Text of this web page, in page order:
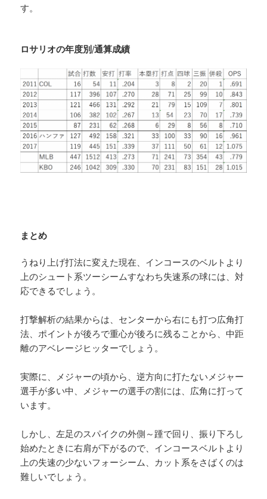
す。
ロサリオの年度別/通算成績
まとめ
うねり上げ打法に変えた現在、インコースのベルトより
上のシュート系ツーシームすなわち失速系の球には、対
応できるでしょう。
打撃解析の結果からは、センターから右にも打つ広角打
法、ポイントが後ろで重心が後ろに残ることから、中距
離のアベレージヒッターでしょう。
実際に、メジャーの頃から、逆方向に打たないメジャー
選手が多い中、メジャーの選手の割には、広角に打って
います。
しかし、左足のスパイクの外側～踵で回り、振り下ろし
始めたときに右肩が下がるので、インコースベルトより
上の失速の少ないフォーシーム、カット系をさばくのは
難しいでしょう。